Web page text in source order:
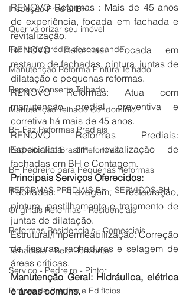
Inspeção Predial BH
Quer valorizar seu imóvel
Fachada prédio descascando
Manutenção Reforma Pintura Telhado
Reparo Conserto Telhado
Manutenção Telhado Condomínio
BH Faz Reformas Prediais
Pedreiro Top Brasil Reformas
BH Pedreiro para Pequenas Reformas
REFORMAS PREDIAIS BH - SERVIÇOS BH
Originals Reformas - Residenciais
Reformas Residenciais - Comerciais
Telhadista - Belo Horizonte
Serviço - Pedreiro - Pintor
Pintura de Prédios e Edifícios
RENOVO Reformas : Mais de 45 anos
de experiência, focada em fachada e
revitalização.
RENOVO Reformas: Focada em
restauro de fachadas, pintura, juntas de
dilatação e pequenas reformas.
RENOVO Reformas: Atua com
manutenção predial preventiva e
corretiva há mais de 45 anos.
RENOVO Reformas Prediais:
Especialista em revitalização de
fachadas em BH e Contagem.
Principais Serviços Oferecidos:
Fachadas: Lavagem, restauração,
pintura, pastilhamento e tratamento de
juntas de dilatação.
Estrutural/Impermeabilização: Correção
de fissuras, rachaduras e selagem de
áreas críticas.
Manutenção Geral: Hidráulica, elétrica
e áreas comuns.